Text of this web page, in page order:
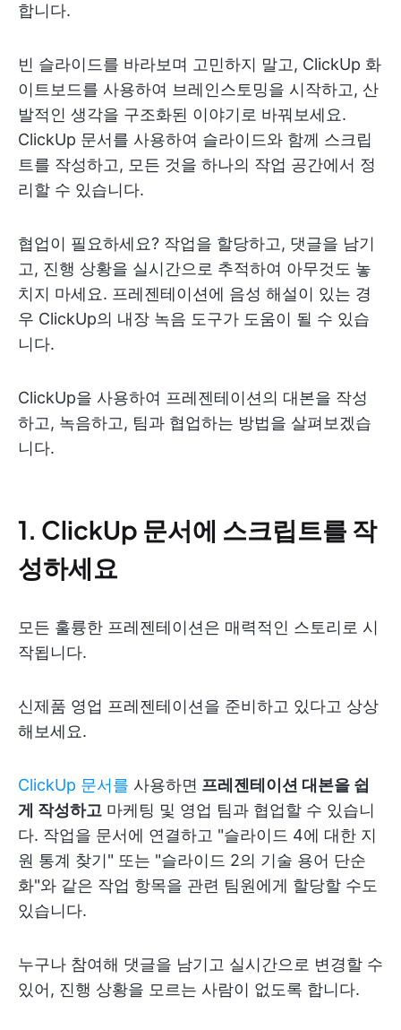
합니다.
빈 슬라이드를 바라보며 고민하지 말고, ClickUp 화
이트보드를 사용하여 브레인스토밍을 시작하고, 산
발적인 생각을 구조화된 이야기로 바꿔보세요.
ClickUp 문서를 사용하여 슬라이드와 함께 스크립
트를 작성하고, 모든 것을 하나의 작업 공간에서 정
리할 수 있습니다.
협업이 필요하세요? 작업을 할당하고, 댓글을 남기
고, 진행 상황을 실시간으로 추적하여 아무것도 놓
치지 마세요. 프레젠테이션에 음성 해설이 있는 경
우 ClickUp의 내장 녹음 도구가 도움이 될 수 있습
니다.
ClickUp을 사용하여 프레젠테이션의 대본을 작성
하고, 녹음하고, 팀과 협업하는 방법을 살펴보겠습
니다.
1. ClickUp 문서에 스크립트를 작
성하세요
모든 훌륭한 프레젠테이션은 매력적인 스토리로 시
작됩니다.
신제품 영업 프레젠테이션을 준비하고 있다고 상상
해보세요.
ClickUp 문서를 사용하면 프레젠테이션 대본을 쉽
게 작성하고 마케팅 및 영업 팀과 협업할 수 있습니
다. 작업을 문서에 연결하고 "슬라이드 4에 대한 지
원 통계 찾기" 또는 "슬라이드 2의 기술 용어 단순
화"와 같은 작업 항목을 관련 팀원에게 할당할 수도
있습니다.
누구나 참여해 댓글을 남기고 실시간으로 변경할 수
있어, 진행 상황을 모르는 사람이 없도록 합니다.